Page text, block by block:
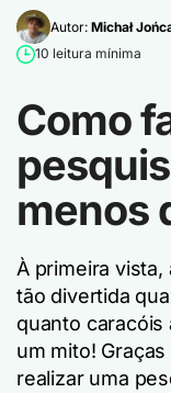
Autor: Michał
10 leitura mínima
Como
menos
À primeira
tão divertida
quanto caracóis
um mito!
realizar uma